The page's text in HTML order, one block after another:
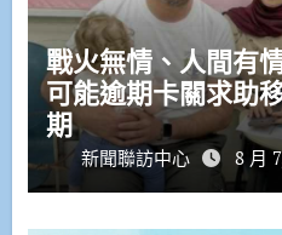
戰火無情、人間有
可能逾期卡關求助
期
新聞聯訪中心 8 月